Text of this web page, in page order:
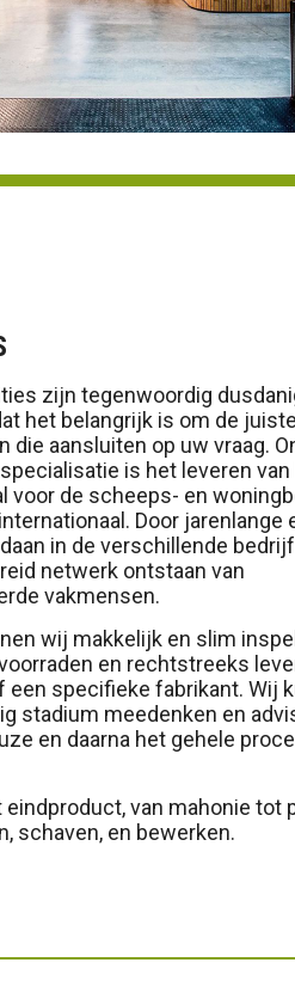
zijn tegenwoordig
het belangrijk is om de
die aansluiten op uw vraag.
is het leveren van
voor de scheeps- en
Door jarenlange
in de verschillende
netwerk ontstaan van
vakmensen.
wij makkelijk en slim
en rechtstreeks
een specifieke fabrikant. Wij
stadium meedenken en
en daarna het gehele
van mahonie tot
schaven, en bewerken.